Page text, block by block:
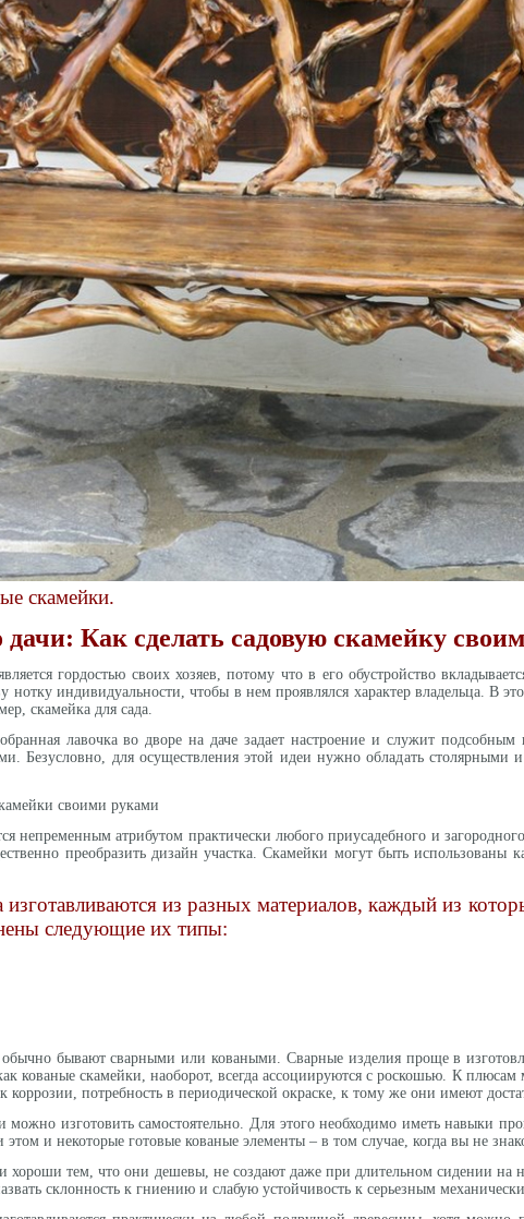
скамейки.
дачи: Как сделать садовую скамейку
гордостью своих хозяев, потому что в его обустройство
нотку индивидуальности, чтобы в нем проявлялся характер владельца. В
скамейка для сада.
лавочка во дворе на даче задает настроение и служит
Безусловно, для осуществления этой идеи нужно обладать
своими руками
непременным атрибутом практически любого приусадебного и
преобразить дизайн участка. Скамейки могут быть использованы
изготавливаются из разных материалов, каждый из
следующие их типы:
обычно бывают сварными или коваными. Сварные изделия проще в
кованые скамейки, наоборот, всегда ассоциируются с роскошью. К
коррозии, потребность в периодической окраске, к тому же они имеют
можно изготовить самостоятельно. Для этого необходимо иметь навыки
и некоторые готовые кованые элементы – в том случае, когда вы не
хороши тем, что они дешевы, не создают даже при длительном сидении
склонность к гниению и слабую устойчивость к серьезным